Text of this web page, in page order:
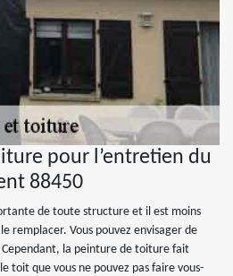
pour l’entretien du
88450
de toute structure et il est moins
remplacer. Vous pouvez envisager de
la peinture de toiture fait
toit que vous ne pouvez pas faire vous-